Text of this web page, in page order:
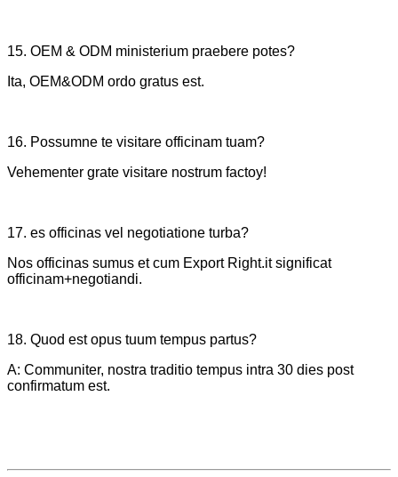
15. OEM & ODM ministerium praebere potes?
Ita, OEM&ODM ordo gratus est.
16. Possumne te visitare officinam tuam?
Vehementer grate visitare nostrum factoy!
17. es officinas vel negotiatione turba?
Nos officinas sumus et cum Export Right.it significat
officinam+negotiandi.
18. Quod est opus tuum tempus partus?
A: Communiter, nostra traditio tempus intra 30 dies post
confirmatum est.